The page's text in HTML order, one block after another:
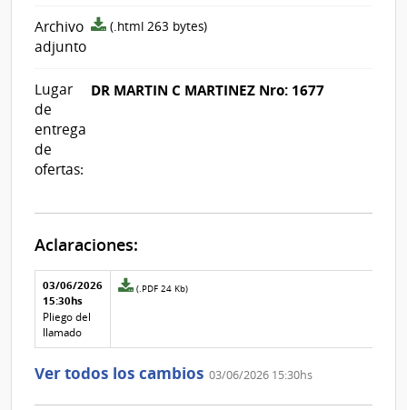
Archivo
adjunto
archivo
(.html 263 bytes)
Lugar
de
entrega
de
ofertas:
DR MARTIN C MARTINEZ Nro: 1677
Aclaraciones:
Aclaraciones del llamado
Fecha y
texto de
la
aclaración
03/06/2026
15:30hs
Pliego del
llamado
Archivo
aclaración
2
(.PDF 24 Kb)
Ver todos los cambios 03/06/2026 15:30hs